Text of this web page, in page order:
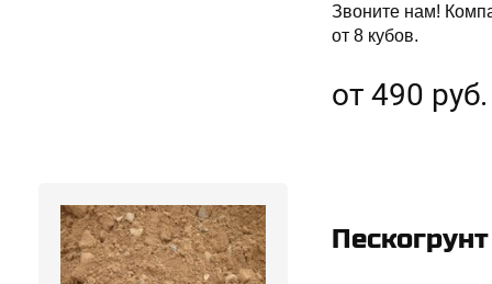
Звоните нам!
от 8 кубов.
от 490